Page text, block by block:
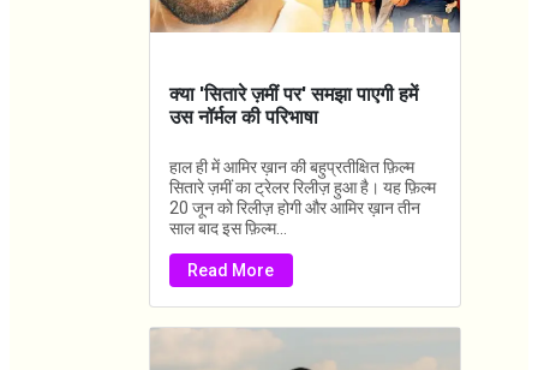
क्या 'सितारे ज़मीं पर' समझा पाएगी हमें
उस नॉर्मल की परिभाषा
हाल ही में आमिर ख़ान की बहुप्रतीक्षित फ़िल्म
सितारे ज़मीं का ट्रेलर रिलीज़ हुआ है। यह फ़िल्म
20 जून को रिलीज़ होगी और आमिर ख़ान तीन
साल बाद इस फ़िल्म...
Read More